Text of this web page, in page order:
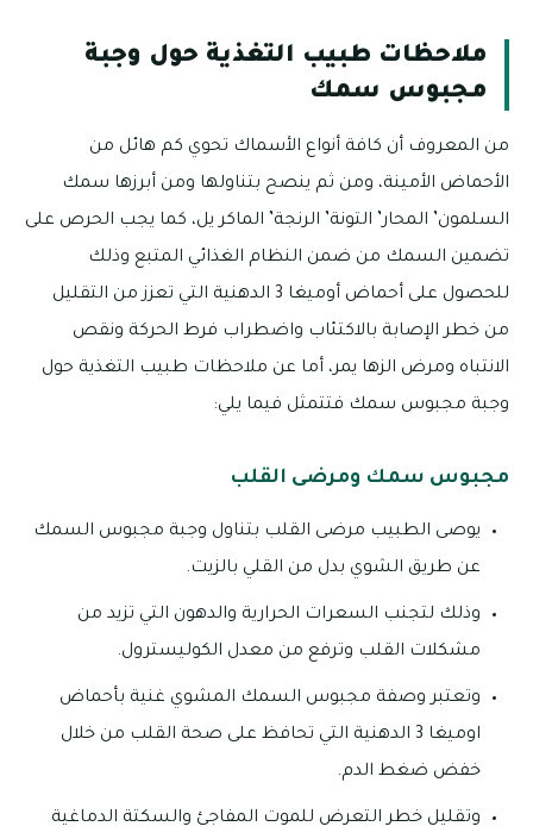
ملاحظات طبيب التغذية حول وجبة
مجبوس سمك
من المعروف أن كافة أنواع الأسماك تحوي كم هائل من
الأحماض الأمينة، ومن ثم ينصح بتناولها ومن أبرزها سمك
السلمون’ المحار’ التونة’ الرنجة’ الماكر يل، كما يجب الحرص على
تضمين السمك من ضمن النظام الغذائي المتبع وذلك
للحصول على أحماض أوميغا 3 الدهنية التي تعزز من التقليل
من خطر الإصابة بالاكتئاب واضطراب فرط الحركة ونقص
الانتباه ومرض الزها يمر، أما عن ملاحظات طبيب التغذية حول
وجبة مجبوس سمك فتتمثل فيما يلي:
مجبوس سمك ومرضى القلب
يوصى الطبيب مرضى القلب بتناول وجبة مجبوس السمك
عن طريق الشوي بدل من القلي بالزيت.
وذلك لتجنب السعرات الحرارية والدهون التي تزيد من
مشكلات القلب وترفع من معدل الكوليسترول.
وتعتبر وصفة مجبوس السمك المشوي غنية بأحماض
اوميغا 3 الدهنية التي تحافظ على صحة القلب من خلال
خفض ضغط الدم.
وتقليل خطر التعرض للموت المفاجئ والسكتة الدماغية